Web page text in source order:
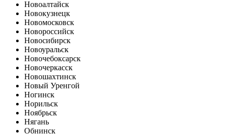
Новоалтайск
Новокузнецк
Новомосковск
Новороссийск
Новосибирск
Новоуральск
Новочебоксарск
Новочеркасск
Новошахтинск
Новый Уренгой
Ногинск
Норильск
Ноябрьск
Нягань
Обнинск